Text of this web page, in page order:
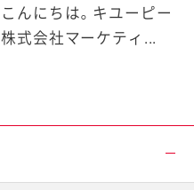
こんにちは。キユーピー
株式会社マーケティ...